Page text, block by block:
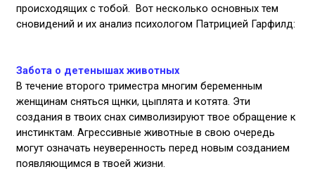
происходящих с тобой. Вот несколько основных тем
сновидений и их анализ психологом Патрицией Гарфилд:
Забота о детенышах животных
В течение второго триместра многим беременным
женщинам сняться щнки, цыплята и котята. Эти
создания в твоих снах символизируют твое обращение к
инстинктам. Агрессивные животные в свою очередь
могут означать неуверенность перед новым созданием
появляющимся в твоей жизни.